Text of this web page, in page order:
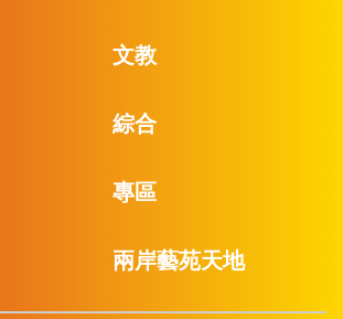
文教
綜合
專區
兩岸藝苑天地